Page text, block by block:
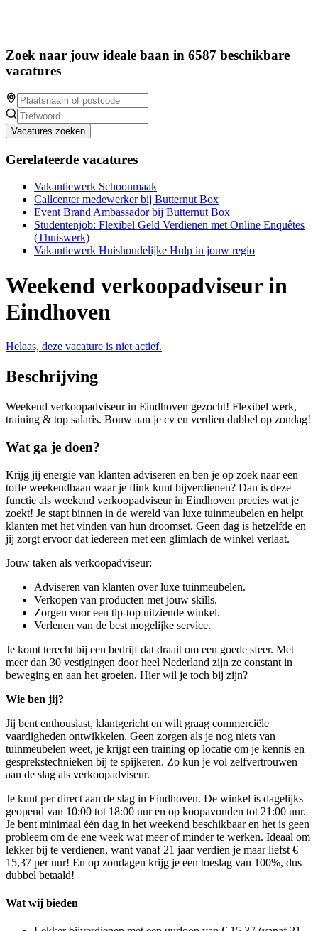
Zoek naar jouw ideale baan in 6587 beschikbare
vacatures
Vacatures zoeken
Gerelateerde vacatures
Vakantiewerk Schoonmaak
Callcenter medewerker bij Butternut Box
Event Brand Ambassador bij Butternut Box
Studentenjob: Flexibel Geld Verdienen met Online Enquêtes
(Thuiswerk)
Vakantiewerk Huishoudelijke Hulp in jouw regio
Weekend verkoopadviseur in
Eindhoven
Helaas, deze vacature is niet actief.
Beschrijving
Weekend verkoopadviseur in Eindhoven gezocht! Flexibel werk,
training & top salaris. Bouw aan je cv en verdien dubbel op zondag!
Wat ga je doen?
Krijg jij energie van klanten adviseren en ben je op zoek naar een
toffe weekendbaan waar je flink kunt bijverdienen? Dan is deze
functie als weekend verkoopadviseur in Eindhoven precies wat je
zoekt! Je stapt binnen in de wereld van luxe tuinmeubelen en helpt
klanten met het vinden van hun droomset. Geen dag is hetzelfde en
jij zorgt ervoor dat iedereen met een glimlach de winkel verlaat.
Jouw taken als verkoopadviseur:
Adviseren van klanten over luxe tuinmeubelen.
Verkopen van producten met jouw skills.
Zorgen voor een tip-top uitziende winkel.
Verlenen van de best mogelijke service.
Je komt terecht bij een bedrijf dat draait om een goede sfeer. Met
meer dan 30 vestigingen door heel Nederland zijn ze constant in
beweging en aan het groeien. Hier wil je toch bij zijn?
Wie ben jij?
Jij bent enthousiast, klantgericht en wilt graag commerciële
vaardigheden ontwikkelen. Geen zorgen als je nog niets van
tuinmeubelen weet, je krijgt een training op locatie om je kennis en
gesprekstechnieken bij te spijkeren. Zo kun je vol zelfvertrouwen
aan de slag als verkoopadviseur.
Je kunt per direct aan de slag in Eindhoven. De winkel is dagelijks
geopend van 10:00 tot 18:00 uur en op koopavonden tot 21:00 uur.
Je bent minimaal één dag in het weekend beschikbaar en het is geen
probleem om de ene week wat meer of minder te werken. Ideaal om
lekker bij te verdienen, want vanaf 21 jaar verdien je maar liefst €
15,37 per uur! En op zondagen krijg je een toeslag van 100%, dus
dubbel betaald!
Wat wij bieden